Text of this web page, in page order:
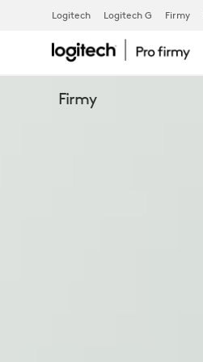
BRIO
305
Logitech Logitech G Firmy
Firmy